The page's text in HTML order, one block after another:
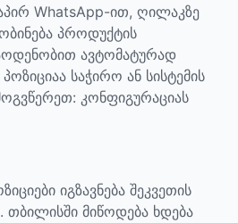
WhatsApp-ით, ღილაკზე
პროდუქტის
ავტომატურად
საჭირო ან სისტემის
კონფიგურაციას
იგზავნება შეკვეთის
თბილისში მიწოდება ხდება